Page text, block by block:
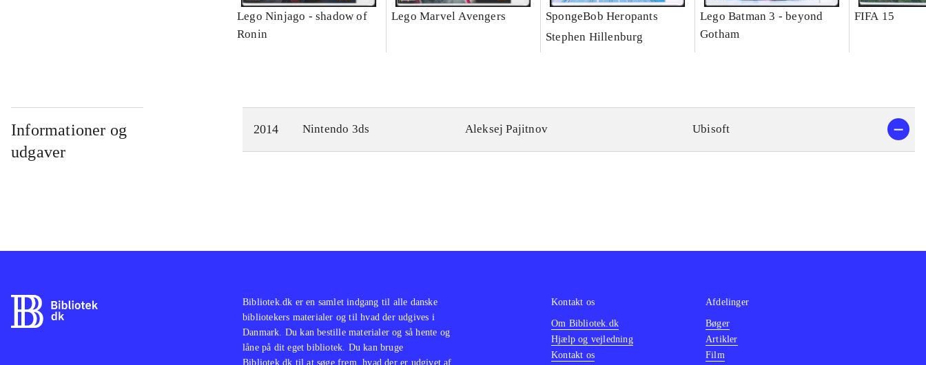
Lego Ninjago - shadow of
Ronin
Lego Marvel Avengers
SpongeBob Heropants
Stephen Hillenburg
Lego Batman 3 - beyond
Gotham
FIFA 15
Informationer og
udgaver
2014 Nintendo 3ds Aleksej Pajitnov Ubisoft
Bibliotek.dk er en samlet indgang til alle danske
bibliotekers materialer og til hvad der udgives i
Danmark. Du kan bestille materialer og så hente og
låne på dit eget bibliotek. Du kan bruge
Bibliotek.dk til at søge frem, hvad der er udgivet af
Kontakt os
Om Bibliotek.dk
Hjælp og vejledning
Kontakt os
Afdelinger
Bøger
Artikler
Film